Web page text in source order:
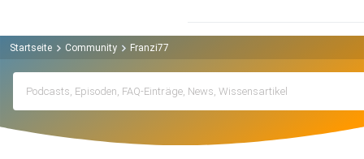
Startseite Community Franzi77